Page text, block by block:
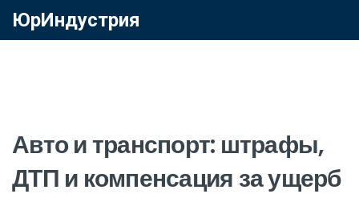
ЮрИндустрия
Авто и транспорт: штрафы,
ДТП и компенсация за ущерб